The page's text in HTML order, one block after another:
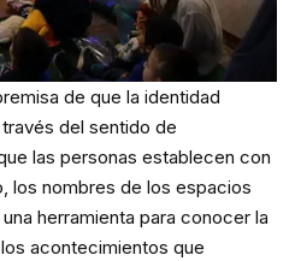
de que la identidad
del sentido de
las personas establecen con
los nombres de los espacios
herramienta para conocer la
acontecimientos que